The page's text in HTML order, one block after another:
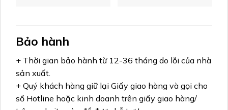
Bảo hành
+ Thời gian bảo hành từ 12-36 tháng do lỗi của nhà
sản xuất.
+ Quý khách hàng giữ lại Giấy giao hàng và gọi cho
số Hotline hoặc kinh doanh trên giấy giao hàng/